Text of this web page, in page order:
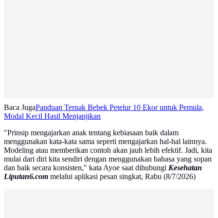
Baca JugaPanduan Ternak Bebek Petelur 10 Ekor untuk Pemula,
Modal Kecil Hasil Menjanjikan
"Prinsip mengajarkan anak tentang kebiasaan baik dalam
menggunakan kata-kata sama seperti mengajarkan hal-hal lainnya.
Modeling atau memberikan contoh akan jauh lebih efektif. Jadi, kita
mulai dari diri kita sendiri dengan menggunakan bahasa yang sopan
dan baik secara konsisten," kata Ayoe saat dihubungi Kesehatan
Liputan6.com melalui aplikasi pesan singkat, Rabu (8/7/2026)